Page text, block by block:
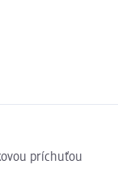
príchuťou